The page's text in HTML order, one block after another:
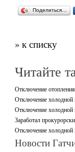
Поделиться…
» к списку
Читайте
Отключение
Отключение холодной
Отключение холодной
Заработал
Отключение холодной
Новости